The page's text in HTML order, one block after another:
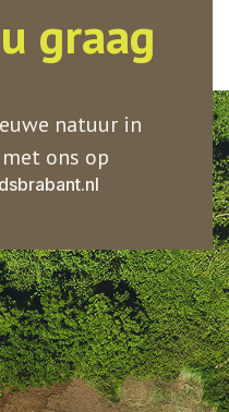
graag
natuur in
ons op